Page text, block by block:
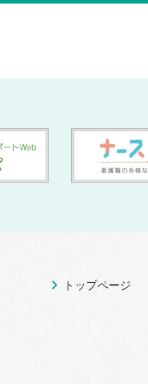
トップページ